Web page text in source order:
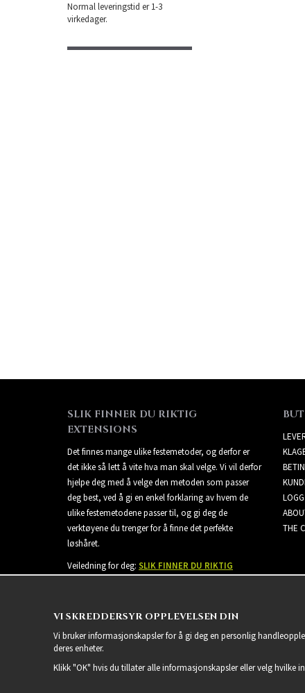
Normal leveringstid er 1-3
virkedager.
SLIK FINNER DU RIKTIG
EXTENSIONS
Det finnes mange ulike festemetoder, og derfor er
det ikke så lett å vite hva man skal velge. Vi vil derfor
hjelpe deg med å velge den metoden som passer
deg best, ved å gi en enkel forklaring av hvem de
ulike festemetodene passer til, og gi deg de
verktøyene du trenger for å finne det perfekte
løshåret.
Veiledning for deg: SLIK FINNER DU RIKTIG
THE
VI SKREDDERSYR OPPLEVELSEN DIN
Vi bruker informasjonskapsler for å gi deg en personlig
deres enheter.
Klikk "OK" hvis du tillater alle informasjonskapsler eller velg hvilke